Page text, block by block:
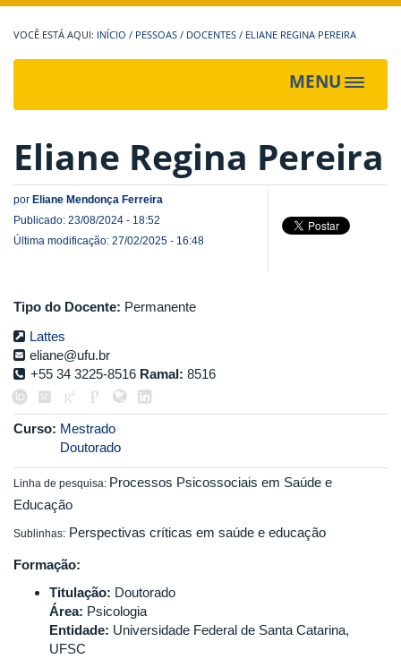
INÍCIO / PESSOAS / DOCENTES / ELIANE REGINA PEREIRA
MENU
Toggle
Eliane Regina Pereira
por Eliane Mendonça Ferreira
Publicado: 23/08/2024 - 18:52
Última modificação: 27/02/2025 - 16:48
Tipo do Docente: Permanente
Lattes
eliane@ufu.br
+55 34 3225-8516 Ramal: 8516
Curso: Mestrado
Doutorado
Linha de pesquisa: Processos Psicossociais em Saúde e
Educação
Sublinhas: Perspectivas críticas em saúde e educação
Formação:
Titulação: Doutorado
Área: Psicologia
Entidade: Universidade Federal de Santa Catarina,
UFSC